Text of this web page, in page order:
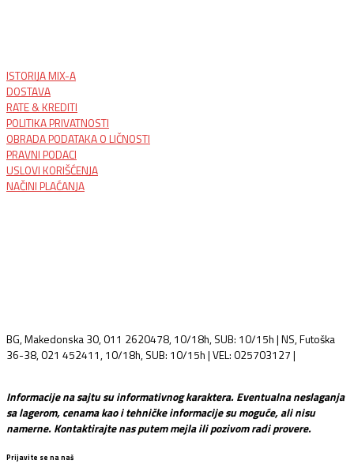
ISTORIJA MIX-A
DOSTAVA
RATE & KREDITI
POLITIKA PRIVATNOSTI
OBRADA PODATAKA O LIČNOSTI
PRAVNI PODACI
USLOVI KORIŠĆENJA
NAČINI PLAĆANJA
BG, Makedonska 30, 011 2620478, 10/18h, SUB: 10/15h | NS, Futoška
36-38, 021 452411, 10/18h, SUB: 10/15h | VEL: 025703127 |
Informacije na sajtu su informativnog karaktera. Eventualna neslaganja
sa lagerom, cenama kao i tehničke informacije su moguće, ali nisu
namerne. Kontaktirajte nas putem mejla ili pozivom radi provere.
Prijavite se na naš